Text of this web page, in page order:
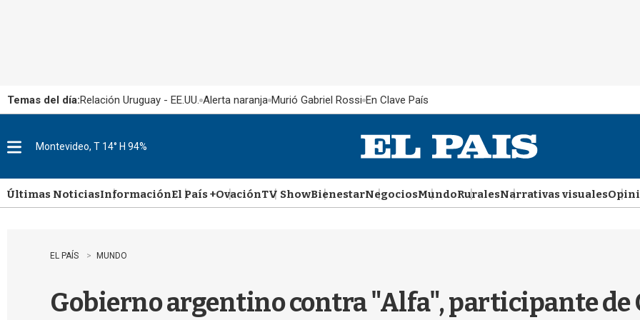
Temas del día:Relación Uruguay - EE.UU. Alerta naranja Murió Gabriel Rossi En Clave País
u
Montevideo, T 14° H 94%
Últimas NoticiasInformaciónEl País +OvaciónTV ShowBienestarNegociosMundoRuralesNarrativas visuales
EL PAÍS MUNDO
Gobierno argentino contra "Alfa", participante de